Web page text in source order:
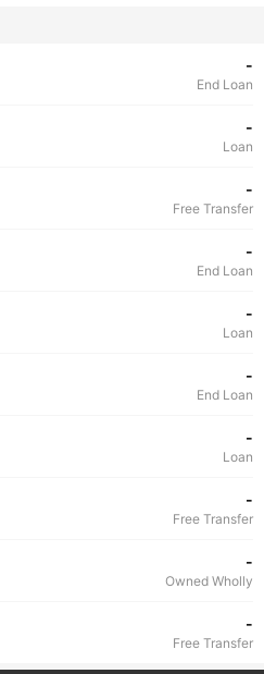
-
End Loan
-
Loan
-
Free Transfer
-
End Loan
-
Loan
-
End Loan
-
Loan
-
Free Transfer
-
Owned Wholly
-
Free Transfer